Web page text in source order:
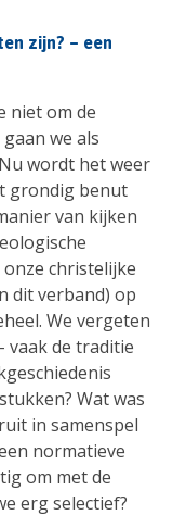
zijn? – een
niet om de
we als
wordt het weer
grondig benut
van kijken
christelijke
dit verband) op
We vergeten
vaak de traditie
Wat was
in samenspel
normatieve
om met de
erg selectief?